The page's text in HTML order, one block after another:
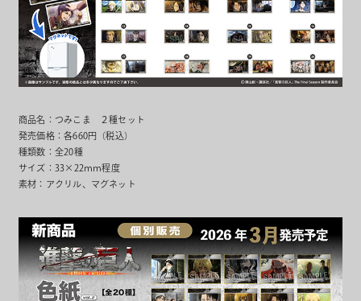
商品名：つみこま ２種セット
発売価格：各660円（税込）
種類数：全20種
サイズ：33×22ｍｍ程度
素材：アクリル、マグネット